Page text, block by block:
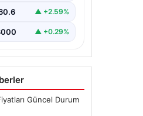
▲ +2.59%
▲ +0.29%
Güncel Durum